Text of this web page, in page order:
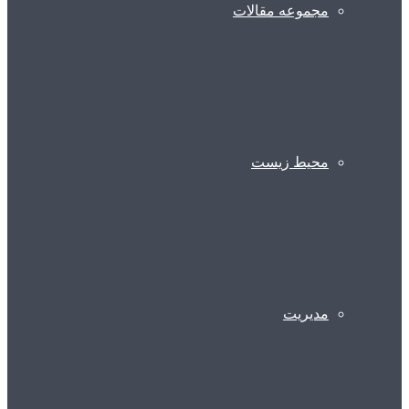
مجموعه مقالات
محیط زیست
مدیریت